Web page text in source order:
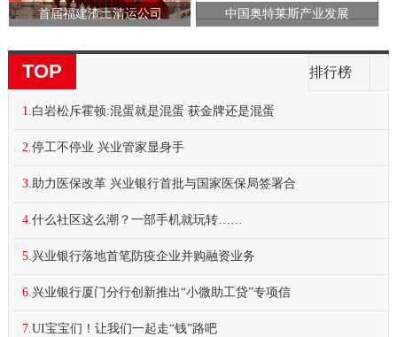
首届福建渣土清运公司 中国奥特莱斯产业发展
TOP 排行榜
1.白岩松斥霍顿:混蛋就是混蛋 获金牌还是混蛋
2.停工不停业 兴业管家显身手
3.助力医保改革 兴业银行首批与国家医保局签署合
4.什么社区这么潮？一部手机就玩转……
5.兴业银行落地首笔防疫企业并购融资业务
6.兴业银行厦门分行创新推出“小微助工贷”专项信
7.UI宝宝们！让我们一起走“钱”路吧